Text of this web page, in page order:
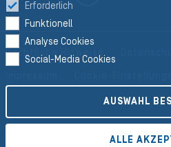
Rechtliche Hinweise
Erforderlich
Funktionell
Analyse Cookies
Social-Media Cookies
AUSWAHL
ALLE